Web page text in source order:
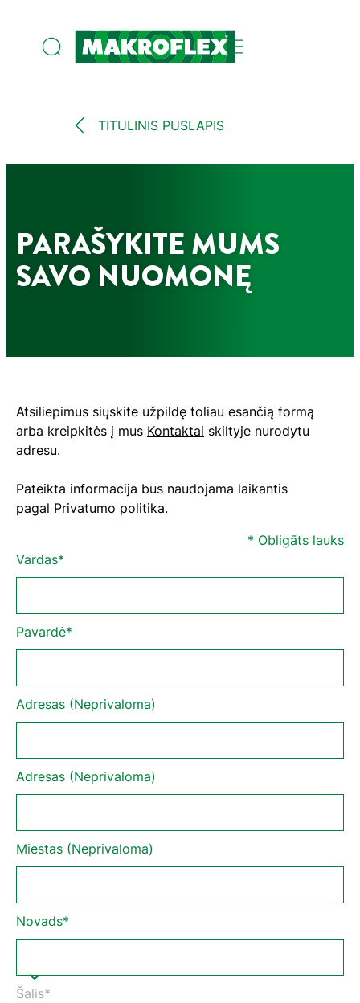
TITULINIS PUSLAPIS
PARAŠYKITE MUMS
SAVO NUOMONĘ
Atsiliepimus siųskite užpildę toliau esančią formą
arba kreipkitės į mus Kontaktai skiltyje nurodytu
adresu.
Pateikta informacija bus naudojama laikantis
pagal Privatumo politika.
* Obligāts lauks
Vardas*
Pavardė*
Adresas (Neprivaloma)
Adresas (Neprivaloma)
Miestas (Neprivaloma)
Novads*
Šalis*